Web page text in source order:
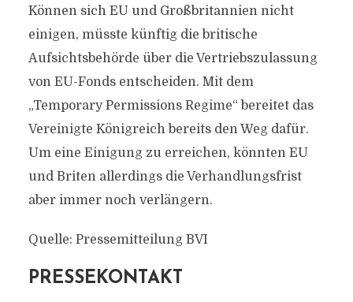
Können sich EU und Großbritannien nicht
einigen, müsste künftig die britische
Aufsichtsbehörde über die Vertriebszulassung
von EU-Fonds entscheiden. Mit dem
„Temporary Permissions Regime“ bereitet das
Vereinigte Königreich bereits den Weg dafür.
Um eine Einigung zu erreichen, könnten EU
und Briten allerdings die Verhandlungsfrist
aber immer noch verlängern.
Quelle: Pressemitteilung BVI
PRESSEKONTAKT